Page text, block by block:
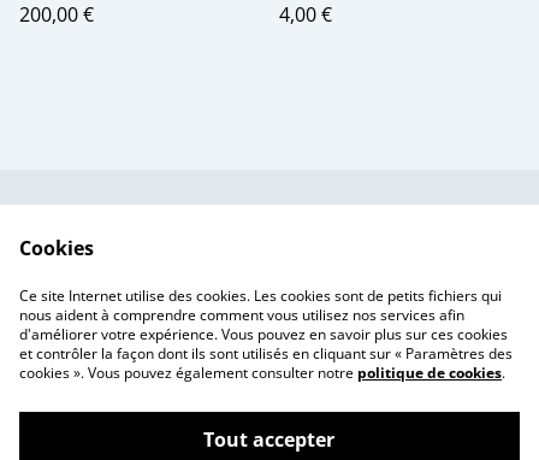
200,00 € 4,00 €
confidentialité
Tarif des frais de port
Cookies
Ce site Internet utilise des cookies. Les cookies sont de petits fichiers qui
nous aident à comprendre comment vous utilisez nos services afin
d'améliorer votre expérience. Vous pouvez en savoir plus sur ces cookies
et contrôler la façon dont ils sont utilisés en cliquant sur « Paramètres des
cookies ». Vous pouvez également consulter notre politique de cookies.
Tout accepter